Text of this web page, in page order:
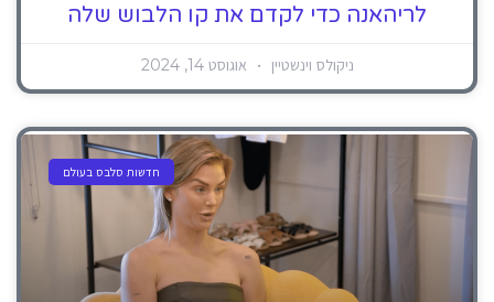
לריהאנה כדי לקדם את קו הלבוש שלה
ניקולס וינשטיין אוגוסט 14, 2024
חדשות סלבס בעולם